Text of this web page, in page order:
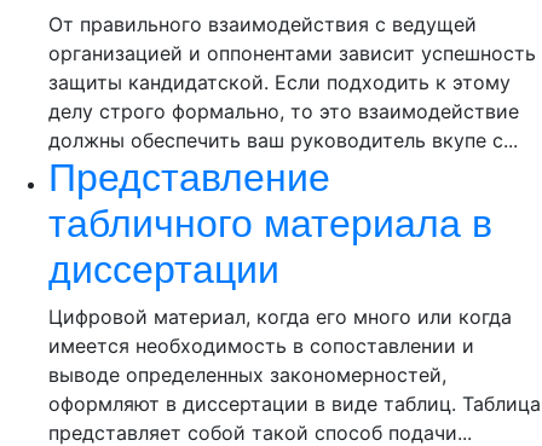
От правильного взаимодействия с ведущей
организацией и оппонентами зависит успешность
защиты кандидатской. Если подходить к этому
делу строго формально, то это взаимодействие
должны обеспечить ваш руководитель вкупе с...
Представление
табличного материала в
диссертации
Цифровой материал, когда его много или когда
имеется необходимость в сопоставлении и
выводе определенных закономерностей,
оформляют в диссертации в виде таблиц. Таблица
представляет собой такой способ подачи...